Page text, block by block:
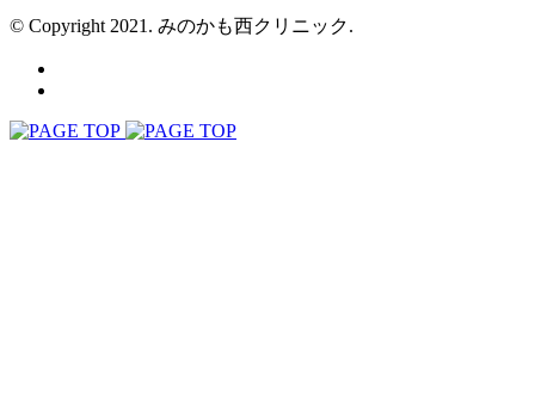
© Copyright 2021. みのかも西クリニック.